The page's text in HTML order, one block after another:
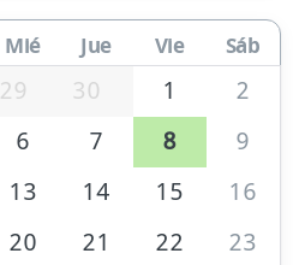
Mié Jue Vie Sáb
29 30 1
2
6 7 8
9
13 14 15
16
20 21 22
23